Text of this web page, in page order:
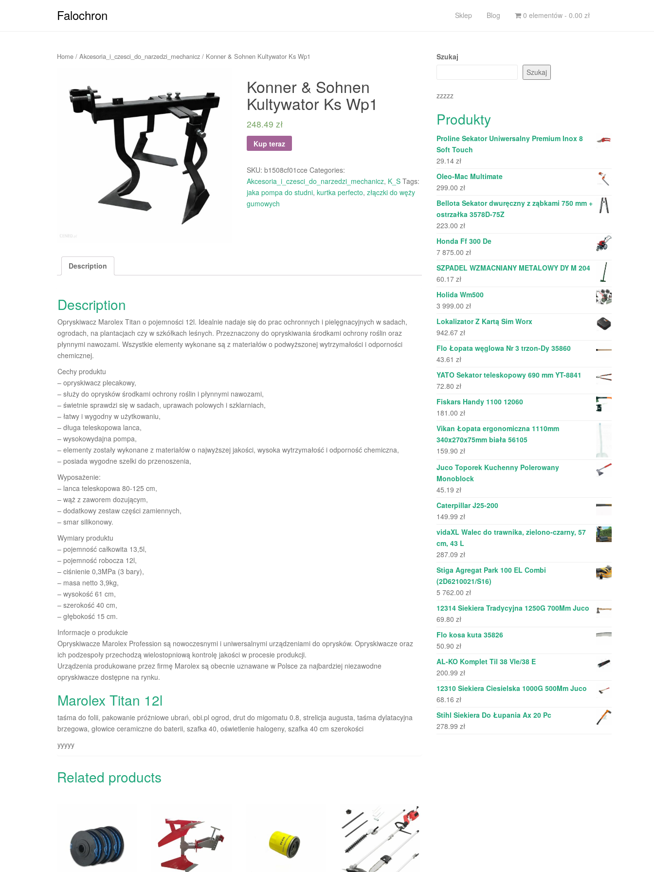
Falochron Sklep Blog 0 elementów - 0.00 zł
Home / Akcesoria_i_czesci_do_narzedzi_mechanicz / Konner & Sohnen Kultywator Ks Wp1
Konner & Sohnen
Kultywator Ks Wp1
248.49 zł
Kup teraz
SKU: b1508cf01cce Categories:
Akcesoria_i_czesci_do_narzedzi_mechanicz, K_S Tags:
jaka pompa do studni, kurtka perfecto, złączki do węży
gumowych
Description
Description
Opryskiwacz Marolex Titan o pojemności 12l. Idealnie nadaje się do prac ochronnych i pielęgnacyjnych w sadach,
ogrodach, na plantacjach czy w szkółkach leśnych. Przeznaczony do opryskiwania środkami ochrony roślin oraz
płynnymi nawozami. Wszystkie elementy wykonane są z materiałów o podwyższonej wytrzymałości i odporności
chemicznej.
Cechy produktu
– opryskiwacz plecakowy,
– służy do oprysków środkami ochrony roślin i płynnymi nawozami,
– świetnie sprawdzi się w sadach, uprawach polowych i szklarniach,
– łatwy i wygodny w użytkowaniu,
– długa teleskopowa lanca,
– wysokowydajna pompa,
– elementy zostały wykonane z materiałów o najwyższej jakości, wysoka wytrzymałość i odporność chemiczna,
– posiada wygodne szelki do przenoszenia,
Wyposażenie:
– lanca teleskopowa 80-125 cm,
– wąż z zaworem dozującym,
– dodatkowy zestaw części zamiennych,
– smar silikonowy.
Wymiary produktu
– pojemność całkowita 13,5l,
– pojemność robocza 12l,
– ciśnienie 0,3MPa (3 bary),
– masa netto 3,9kg,
– wysokość 61 cm,
– szerokość 40 cm,
– głębokość 15 cm.
Informacje o produkcie
Opryskiwacze Marolex Profession są nowoczesnymi i uniwersalnymi urządzeniami do oprysków. Opryskiwacze oraz
ich podzespoły przechodzą wielostopniową kontrolę jakości w procesie produkcji.
Urządzenia produkowane przez firmę Marolex są obecnie uznawane w Polsce za najbardziej niezawodne
opryskiwacze dostępne na rynku.
Marolex Titan 12l
taśma do folii, pakowanie próżniowe ubrań, obi.pl ogrod, drut do migomatu 0.8, strelicja augusta, taśma dylatacyjna
brzegowa, głowice ceramiczne do baterii, szafka 40, oświetlenie halogeny, szafka 40 cm szerokości
yyyyy
Related products
Szukaj
Szukaj
zzzzz
Produkty
Proline Sekator Uniwersalny Premium Inox 8
Soft Touch
29.14 zł
Oleo-Mac Multimate
299.00 zł
Bellota Sekator dwuręczny z ząbkami 750 mm +
ostrzałka 3578D-75Z
223.00 zł
Honda Ff 300 De
7 875.00 zł
SZPADEL WZMACNIANY METALOWY DY M 204
60.17 zł
Holida Wm500
3 999.00 zł
Lokalizator Z Kartą Sim Worx
942.67 zł
Flo Łopata węglowa Nr 3 trzon-Dy 35860
43.61 zł
YATO Sekator teleskopowy 690 mm YT-8841
72.80 zł
Fiskars Handy 1100 12060
181.00 zł
Vikan Łopata ergonomiczna 1110mm
340x270x75mm biała 56105
159.90 zł
Juco Toporek Kuchenny Polerowany
Monoblock
45.19 zł
Caterpillar J25-200
149.99 zł
vidaXL Walec do trawnika, zielono-czarny, 57
cm, 43 L
287.09 zł
Stiga Agregat Park 100 EL Combi
(2D6210021/S16)
5 762.00 zł
12314 Siekiera Tradycyjna 1250G 700Mm Juco
69.80 zł
Flo kosa kuta 35826
50.90 zł
AL-KO Komplet Til 38 Vle/38 E
200.99 zł
12310 Siekiera Ciesielska 1000G 500Mm Juco
68.16 zł
Stihl Siekiera Do Łupania Ax 20 Pc
278.99 zł